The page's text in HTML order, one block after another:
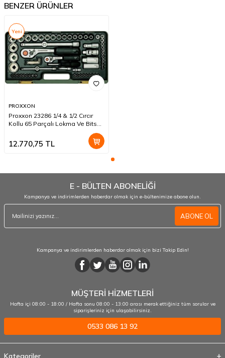
BENZER ÜRÜNLER
Yeni
PROXXON
Proxxon 23286 1/4 & 1/2 Cırcır
Kollu 65 Parçalı Lokma Ve Bits
12.770,75 TL
E - BÜLTEN ABONELİĞİ
Kampanya ve indirimlerden haberdar olmak için e-bültenimize abone olun.
ABONE OL
Kampanya ve indirimlerden haberdar olmak için bizi Takip Edin!
MÜŞTERİ HİZMETLERİ
Hafta içi 08:00 - 18:00 / Hafta sonu 08:00 - 13:00 arası merak ettiğiniz tüm sorular ve
siparişleriniz için ulaşabilirsiniz.
0533 086 13 92